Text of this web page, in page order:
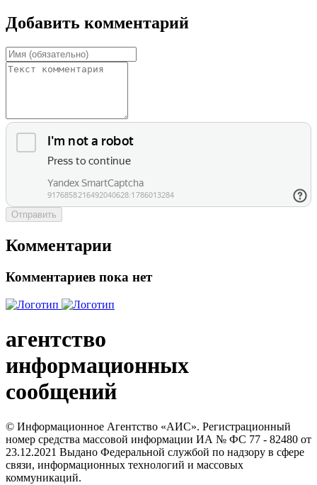
Добавить комментарий
Отправить
Комментарии
Комментариев пока нет
агентство
информационных
сообщений
© Информационное Агентство «АИС». Регистрационный
номер средства массовой информации ИА № ФС 77 - 82480 от
23.12.2021 Выдано Федеральной службой по надзору в сфере
связи, информационных технологий и массовых
коммуникаций.